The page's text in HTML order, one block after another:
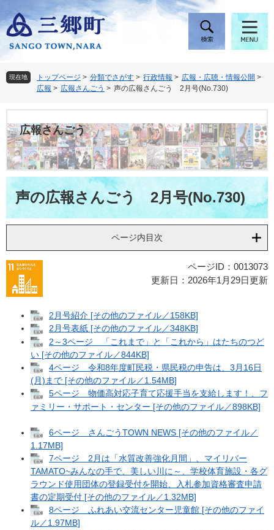
ー
ジ
頭
で
。
ニ
ュ
飛
ば
て
本
文
へ
現在地 トップページ > 分類でさがす > 行政情報 > 広報・広聴・情報公開 >
広報 > 広報さんごう > 声の広報さんごう 2月号(No.730)
広報さんごう
本
文声の広報さんごう 2月号(No.730)
ページ内目次
ページID：0013073
更新日：2026年1月29日更新
2月号紹介 [その他のファイル／158KB]
2月号表紙 [その他のファイル／348KB]
2～3ページ 「これまで」と「これから」はたちのつど
い [その他のファイル／844KB]
4ページ 令和8年度町民税・県民税の申告は、3月16日
(月)まで [その他のファイル／1.54MB]
5ページ 物価高対応子育て応援手当を支給します！、フ
ァミリー・サポート・センター [その他のファイル／898KB]
6ページ さんごうTOWN NEWS [その他のファイル／
1.17MB]
7ページ 2月は「水質改善強化月間」、マイリバー
TAMATO~みんなの手で、美しい川に～、学校体育施設・各グ
ラウンド使用団体の登録受付を開始、入札参加資格審査申請
書の定期受付 [その他のファイル／1.32MB]
8ページ ふれあい交流センター児童館 [その他のファイ
ル／1.97MB]